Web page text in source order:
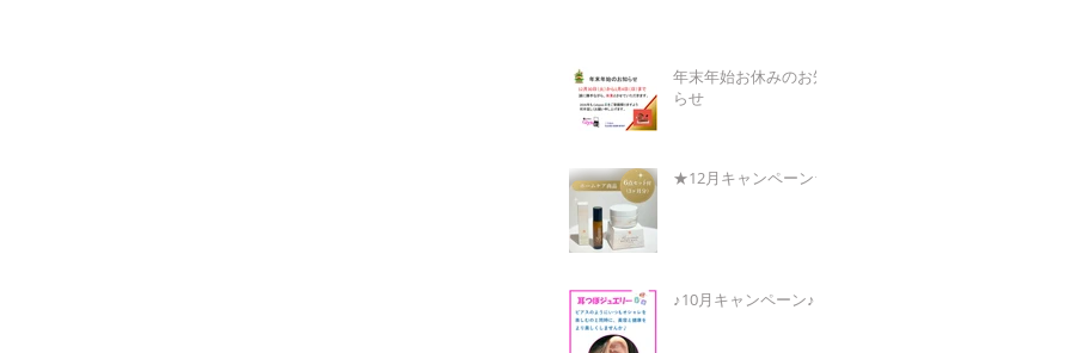
年末年始お休みのお知
らせ
★12月キャンペーン★
♪10月キャンペーン♪